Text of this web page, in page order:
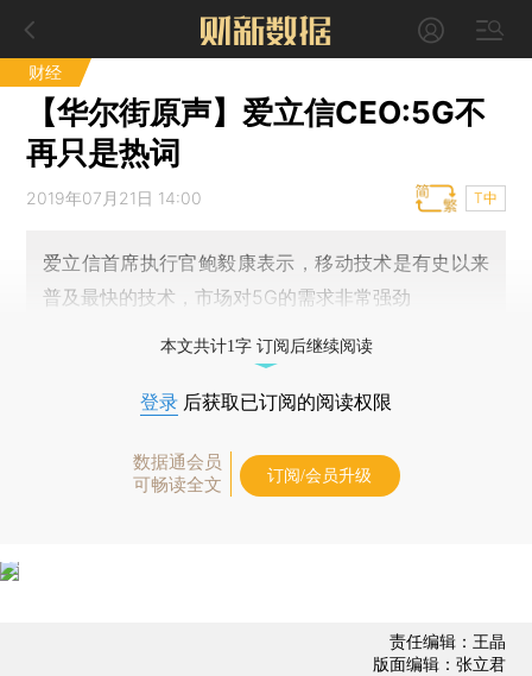
财经
【华尔街原声】爱立信CEO:5G不
再只是热词
2019年07月21日 14:00 T中
爱立信首席执行官鲍毅康表示，移动技术是有史以来
普及最快的技术，市场对5G的需求非常强劲
本文共计1字 订阅后继续阅读
登录 后获取已订阅的阅读权限
数据通会员
可畅读全文
订阅/会员升级
责任编辑：王晶
版面编辑：张立君